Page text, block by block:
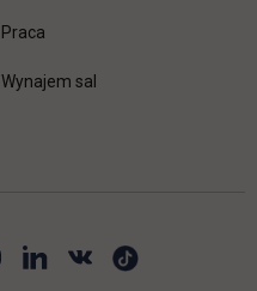
Praca
Wynajem sal